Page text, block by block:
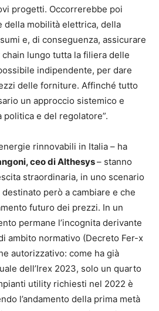
progetti. Occorrerebbe poi
della mobilità elettrica, della
e, di conseguenza, assicurare
chain lungo tutta la filiera delle
indipendente, per dare
delle forniture. Affinché tutto
un approccio sistemico e
e del regolatore”.
rinnovabili in Italia – ha
ceo di Althesys– stanno
straordinaria, in uno scenario
però a cambiare e che
futuro dei prezzi. In un
permane l’incognita derivante
ambito normativo (Decreto Fer-x
autorizzativo: come ha già
dell’Irex 2023, solo un quarto
utility richiesti nel 2022 è
l’andamento della prima metà